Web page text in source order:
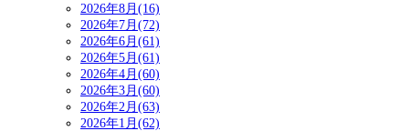
2026年8月(16)
2026年7月(72)
2026年6月(61)
2026年5月(61)
2026年4月(60)
2026年3月(60)
2026年2月(63)
2026年1月(62)